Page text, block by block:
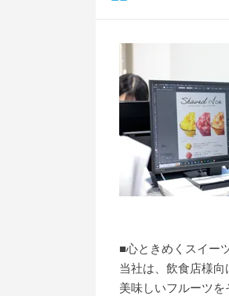
■心ときめくスイー
当社は、飲食店様
美味しいフルーツを